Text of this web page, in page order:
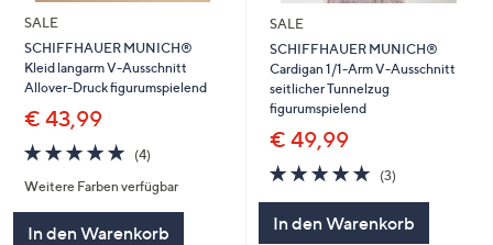
SALE
SCHIFFHAUER MUNICH®
Kleid langarm V-Ausschnitt
Allover-Druck figurumspielend
€ 43,99
4.8
von
5
(4)
Weitere Farben verfügbar
In den Warenkorb
SALE
SCHIFFHAUER MUNICH®
Cardigan 1/1-Arm V-Ausschnitt
seitlicher Tunnelzug
figurumspielend
€ 49,99
4.7
von
(3)
In den Warenkorb